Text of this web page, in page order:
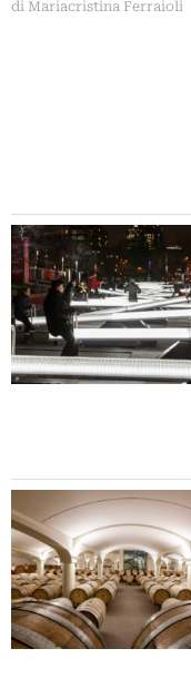
di Mariacristina Ferraioli